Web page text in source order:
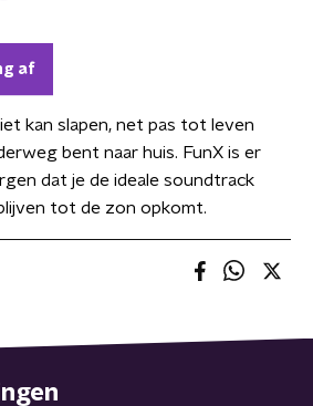
af
kan slapen, net pas tot leven
bent naar huis. FunX is er
dat je de ideale soundtrack
tot de zon opkomt.